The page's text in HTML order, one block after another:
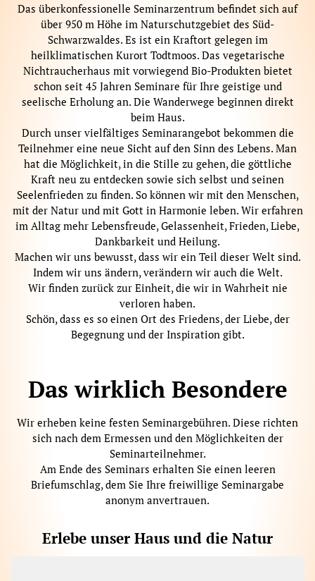
Das überkonfessionelle Seminarzentrum befindet sich auf
über 950 m Höhe im Naturschutzgebiet des Süd-
Schwarzwaldes. Es ist ein Kraftort gelegen im
heilklimatischen Kurort Todtmoos. Das vegetarische
Nichtraucherhaus mit vorwiegend Bio-Produkten bietet
schon seit 45 Jahren Seminare für Ihre geistige und
seelische Erholung an. Die Wanderwege beginnen direkt
beim Haus.
Durch unser vielfältiges Seminarangebot bekommen die
Teilnehmer eine neue Sicht auf den Sinn des Lebens. Man
hat die Möglichkeit, in die Stille zu gehen, die göttliche
Kraft neu zu entdecken sowie sich selbst und seinen
Seelenfrieden zu finden. So können wir mit den Menschen,
mit der Natur und mit Gott in Harmonie leben. Wir erfahren
im Alltag mehr Lebensfreude, Gelassenheit, Frieden, Liebe,
Dankbarkeit und Heilung.
Machen wir uns bewusst, dass wir ein Teil dieser Welt sind.
Indem wir uns ändern, verändern wir auch die Welt.
Wir finden zurück zur Einheit, die wir in Wahrheit nie
verloren haben.
Schön, dass es so einen Ort des Friedens, der Liebe, der
Begegnung und der Inspiration gibt.
Das wirklich Besondere
Wir erheben keine festen Seminargebühren. Diese richten
sich nach dem Ermessen und den Möglichkeiten der
Seminarteilnehmer.
Am Ende des Seminars erhalten Sie einen leeren
Briefumschlag, dem Sie Ihre freiwillige Seminargabe
anonym anvertrauen.
Erlebe unser Haus und die Natur